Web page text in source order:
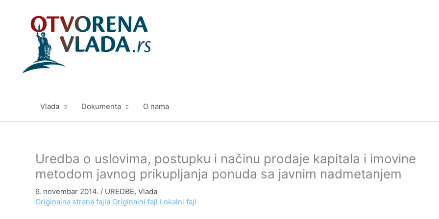
Vlada Dokumenta O nama
Uredba o uslovima, postupku i načinu prodaje kapitala i imovine
metodom javnog prikupljanja ponuda sa javnim nadmetanjem
6. novembar 2014. / UREDBE, Vlada
Originalna strana fajla Originalni fajl Lokalni fajl